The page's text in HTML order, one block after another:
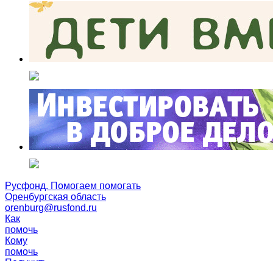
Русфонд. Помогаем помогать
Оренбургская область
orenburg@rusfond.ru
Как
помочь
Кому
помочь